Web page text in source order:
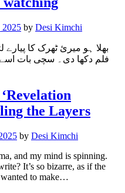
2025 by Desi Kimchi
فلم دکھا دی۔ سچی بات اسے
the Layers
by Desi Kimchi
and my mind is spinning.
It’s so bizarre, as if the
wanted to make…